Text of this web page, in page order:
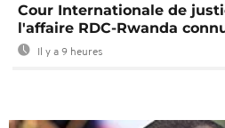
Cour Internationale de
l'affaire RDC-Rwanda
Il y a 9 heures